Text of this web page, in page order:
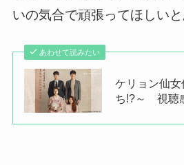
いの気合で頑張ってほしいと
あわせて読みたい
ケリョン仙
ち!?～ 視聴